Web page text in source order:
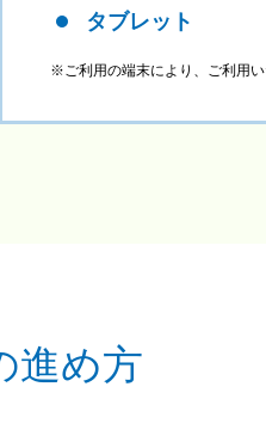
タブレット
※ご利用の端末により、ご利用
進め方